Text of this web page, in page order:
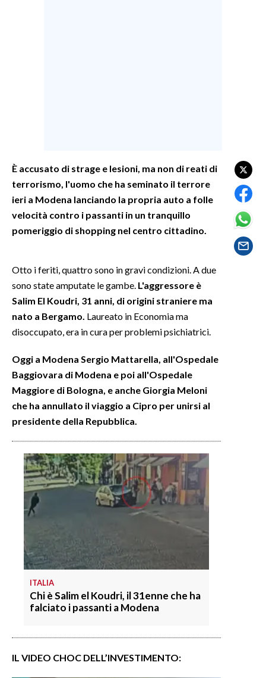
GOSSIP
SALUTE
SARDI NEL MONDO
NOTIZIE
EVENTI
#CARAUNIONE
3 MINUTI CON
INSULARITÀ
INFO AZIENDE
ABBONATI
ANNUNCI
NECROLOGI
PUBBLICITÀ
SPIAGGE
È accusato di strage e lesioni, ma non di reati di
terrorismo, l'uomo che ha seminato il terrore
ieri a Modena lanciando la propria auto a folle
velocità contro i passanti in un tranquillo
pomeriggio di shopping nel centro cittadino.
Otto i feriti, quattro sono in gravi condizioni. A due
sono state amputate le gambe. L'aggressore è
Salim El Koudri, 31 anni, di origini straniere ma
nato a Bergamo. Laureato in Economia ma
disoccupato, era in cura per problemi psichiatrici.
Oggi a Modena Sergio Mattarella, all'Ospedale
Baggiovara di Modena e poi all'Ospedale
Maggiore di Bologna, e anche Giorgia Meloni
che ha annullato il viaggio a Cipro per unirsi al
presidente della Repubblica.
ITALIA
Chi è Salim el Koudri, il 31enne che ha
falciato i passanti a Modena
IL VIDEO CHOC DELL’INVESTIMENTO: